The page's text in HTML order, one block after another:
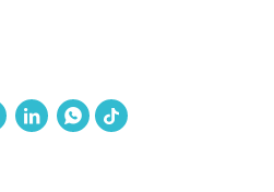
 